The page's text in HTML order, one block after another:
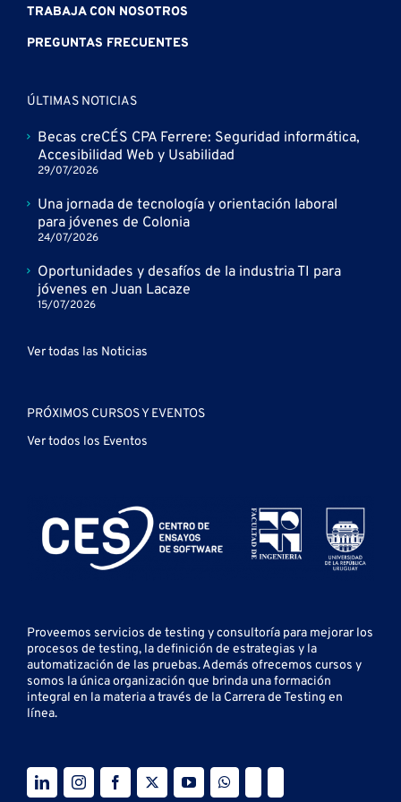
TRABAJA CON NOSOTROS
PREGUNTAS FRECUENTES
ÚLTIMAS NOTICIAS
Becas creCÉS CPA Ferrere: Seguridad informática,
Accesibilidad Web y Usabilidad
29/07/2026
Una jornada de tecnología y orientación laboral
para jóvenes de Colonia
24/07/2026
Oportunidades y desafíos de la industria TI para
jóvenes en Juan Lacaze
15/07/2026
Ver todas las Noticias
PRÓXIMOS CURSOS Y EVENTOS
Ver todos los Eventos
Proveemos servicios de testing yconsultoría para mejorar los
procesos de testing, la definición de estrategias y la
automatización de las pruebas.Además ofrecemos cursos y
somos la única organización que brinda una formación
integral en la materia a través de la Carrera de Testing en
línea.